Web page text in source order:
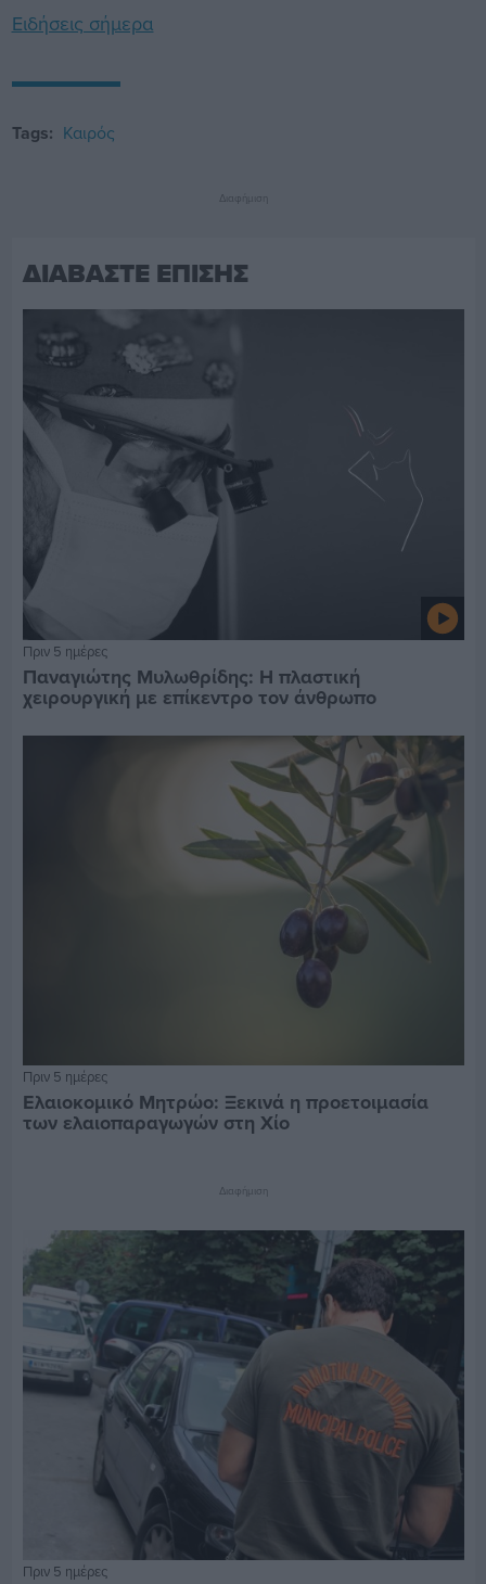
Ειδήσεις σήμερα
Tags: Καιρός
Διαφήμιση
ΔΙΑΒΑΣΤΕ ΕΠΙΣΗΣ
Πριν 5 ημέρες
Παναγιώτης Μυλωθρίδης: Η πλαστική
χειρουργική με επίκεντρο τον άνθρωπο
Πριν 5 ημέρες
Ελαιοκομικό Μητρώο: Ξεκινά η προετοιμασία
των ελαιοπαραγωγών στη Χίο
Διαφήμιση
Πριν 5 ημέρες